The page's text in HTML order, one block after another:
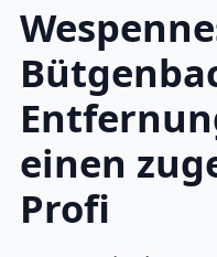
einen
Profi